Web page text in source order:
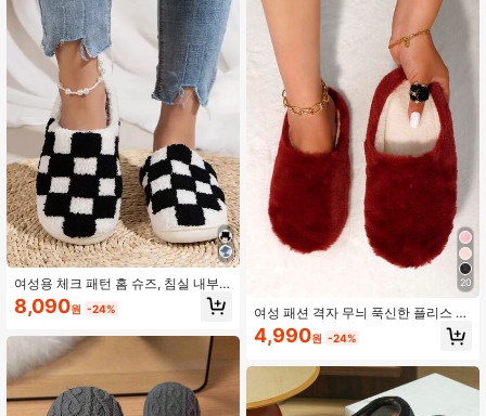
여성용 체크 패턴 홈 슈즈, 침실 내부
에서 착용하기에 적합한 캐주얼하고
편안한 플러피한 폐쇄 형태의 플랫 슬
겨울용
8,090원 -24%
20
여성 패션 격자 무늬 푹신한 플리스 하
우스 슬리퍼, 실내 바닥 덮개 양말, 겨
울용 따뜻하고 가벼운 침실 슬리퍼, 털
4,990원 -24%